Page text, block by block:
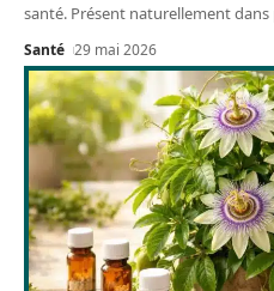
santé. Présent naturellement dans
Santé 29 mai 2026